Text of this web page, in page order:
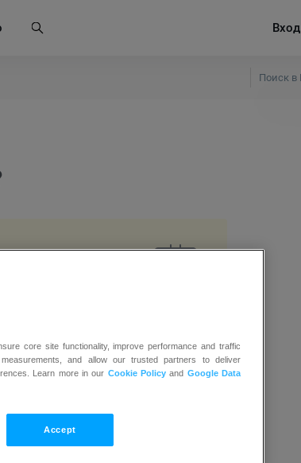
Вход
core site functionality, improve performance and traffic
and allow our trusted partners to deliver
Learn more in our Cookie Policy and Google Data
Accept